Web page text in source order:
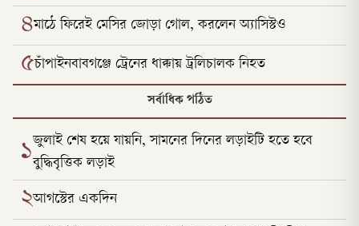
৪মাঠে ফিরেই মেসির জোড়া গোল, করলেন অ্যাসিস্টও
৫চাঁপাইনবাবগঞ্জে ট্রেনের ধাক্কায় ট্রলিচালক নিহত
সর্বাধিক পঠিত
১জুলাই শেষ হয়ে যায়নি, সামনের দিনের লড়াইটি হতে হবে
বুদ্ধিবৃত্তিক লড়াই
২আগস্টের একদিন